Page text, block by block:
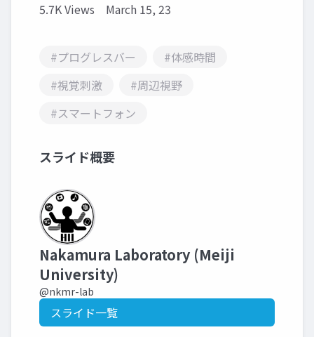
5.7K Views March 15, 23
#プログレスバー
#体感時間
#視覚刺激
#周辺視野
#スマートフォン
スライド概要
Nakamura Laboratory (Meiji
University)
@nkmr-lab
スライド一覧